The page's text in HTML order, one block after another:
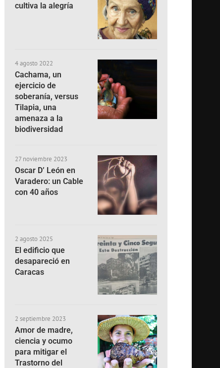
cultiva la alegría
4 agosto 2022
Cachama, un
ejercicio de
soberanía, versus
Tilapia, una
amenaza a la
biodiversidad
27 noviembre 2023
Oscar D’ León en
Varadero: un Cable
con 40 años
2 agosto 2025
El edificio que
desapareció en
Caracas
2 septiembre 2023
Amor de madre,
ciencia y ocumo
para mitigar el
Trastorno del